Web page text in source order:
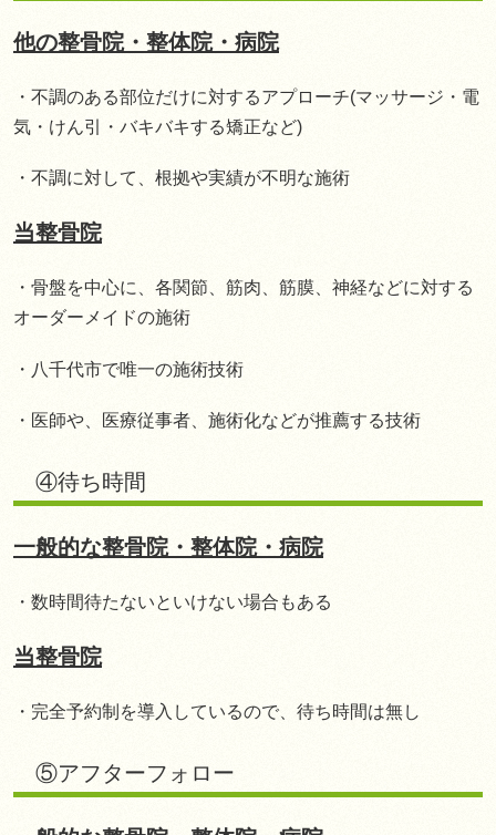
他の整骨院・整体院・病院
・不調のある部位だけに対するアプローチ(マッサージ・電
気・けん引・バキバキする矯正など)
・不調に対して、根拠や実績が不明な施術
当整骨院
・骨盤を中心に、各関節、筋肉、筋膜、神経などに対する
オーダーメイドの施術
・八千代市で唯一の施術技術
・医師や、医療従事者、施術化などが推薦する技術
④待ち時間
一般的な整骨院・整体院・病院
・数時間待たないといけない場合もある
当整骨院
・完全予約制を導入しているので、待ち時間は無し
⑤アフターフォロー